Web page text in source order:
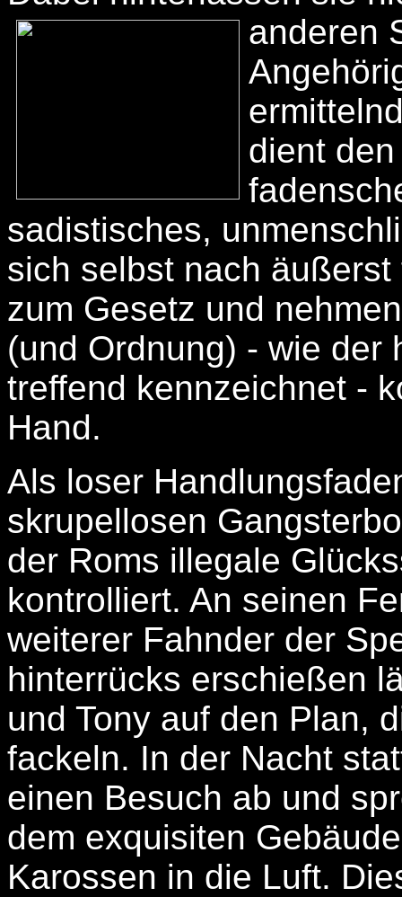
anderen
dient
sadistisches,
sich selbst nach
zum Gesetz und
(und Ordnung) - wie der
treffend kennzeichnet -
Hand.
Als loser
skrupellosen
der Roms illegale
kontrolliert. An seinen
weiterer Fahnder der
hinterrücks erschießen
und Tony auf den Plan,
fackeln. In der Nacht
einen Besuch ab und
dem exquisiten
Karossen in die Luft.